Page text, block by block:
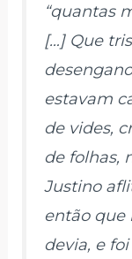
“quantas
[…] Que
estavam
de vides,
de folhas,
Justino
então que
devia, e